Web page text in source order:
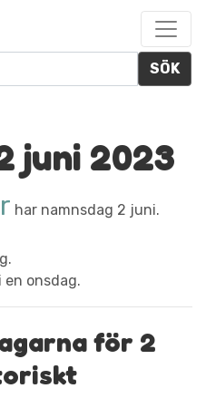
SÖK
juni 2023
har namnsdag 2 juni.
en onsdag.
för 2